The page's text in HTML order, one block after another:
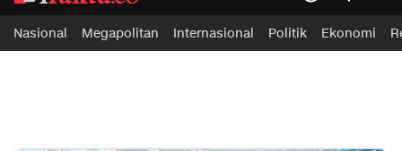
ifakta.co
#pastibenar
Nasional Megapolitan Internasional Politik Ekonomi